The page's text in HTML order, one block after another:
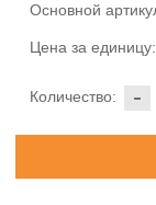
Основной
Цена за единицу:
-
Количество: